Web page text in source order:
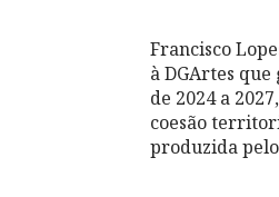
Francisco
à DGArtes
de 2024 a
coesão
produzida